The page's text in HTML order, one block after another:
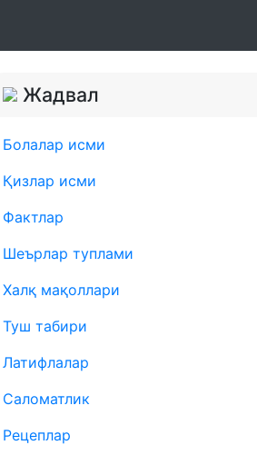
Жадвал
Болалар исми
Қизлар исми
Фактлар
Шеърлар туплами
Халқ мақоллари
Туш табири
Латифлалар
Саломатлик
Рецеплар